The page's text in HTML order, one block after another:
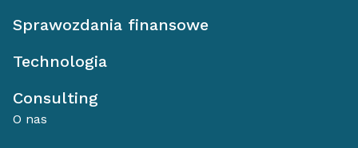
Sprawozdania finansowe
Technologia
Consulting
O nas